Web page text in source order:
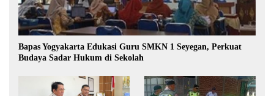
Bapas Yogyakarta Edukasi Guru SMKN 1 Seyegan, Perkuat
Budaya Sadar Hukum di Sekolah